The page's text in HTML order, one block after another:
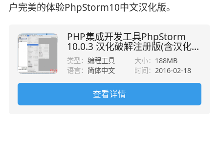
户完美的体验PhpStorm10中文汉化版。
PHP集成开发工具PhpStorm
10.0.3 汉化破解注册版(含汉化
包)
类型：编程工具 大小： 188MB
语言： 简体中文 时间： 2016-02-18
查看详情